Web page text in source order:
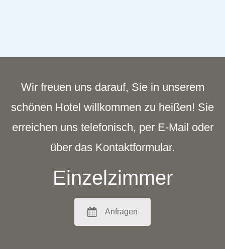
Wir freuen uns darauf, Sie in unserem
schönen Hotel willkommen zu heißen! Sie
erreichen uns telefonisch, per E-Mail oder
über das Kontaktformular.
Einzelzimmer
Anfragen